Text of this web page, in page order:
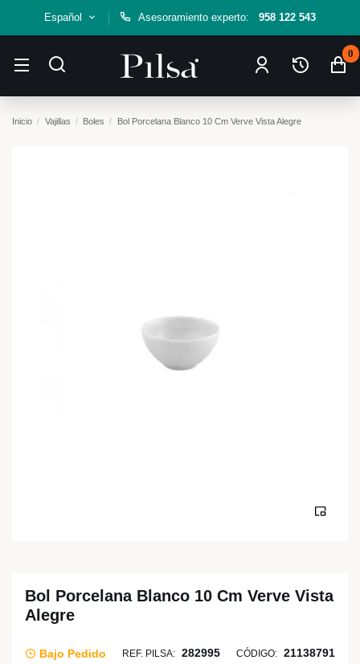
Español Asesoramiento experto: 958 122 543
0
Inicio Vajillas Boles Bol Porcelana Blanco 10 Cm Verve Vista Alegre
Bol Porcelana Blanco 10 Cm Verve Vista
Alegre
Bajo Pedido REF. PILSA: 282995 CÓDIGO: 21138791